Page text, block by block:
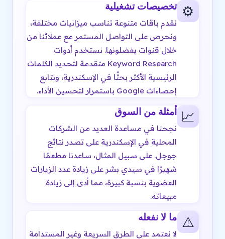
⚙️ تخصيصات تشغيلية
نقدم باقات متنوعة تناسب ميزانيات مختلفة،
ونحرص على التواصل المستمر مع عملائنا من
خلال قنوات يفضلونها. نستخدم أدوات
Keyword Research متقدمة لتحديد الكلمات
الرئيسية الأكثر بحثًا في الإسكندرية، ونتابع
إحصاءات Google باستمرار لتحسين الأداء.
📈 أمثلة من السوق
نجحنا في مساعدة العديد من الشركات
المحلية في الإسكندرية على تصدر نتائج
جوجل. على سبيل المثال، ساعدنا مطعمًا
شهيرًا في سيدي بشر على زيادة عدد الزيارات
العضوية بنسبة كبيرة، مما أدى إلى زيادة
مبيعاته.
⚠️ ما لا نفعله
لا نعتمد على الطرق السريعة وغير المستدامة